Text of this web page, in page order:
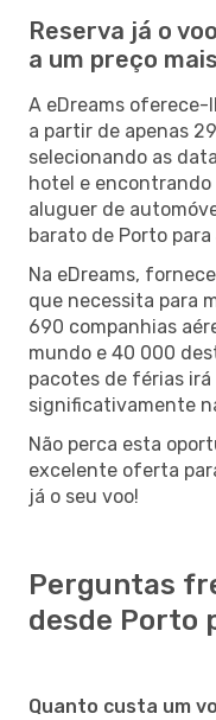
Reserva já o
a um preço
A eDreams oferece-
a partir de apenas
selecionando as
hotel e
aluguer de
barato de Porto
Na eDreams,
que necessita para
690 companhias
mundo e 40 000
pacotes de férias
significativamente
Não perca esta
excelente oferta
já o seu voo!
Perguntas
desde Porto
Quanto custa um